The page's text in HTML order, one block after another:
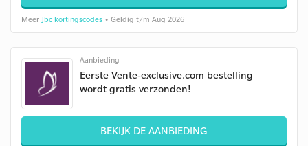
Meer Jbc kortingscodes • Geldig t/m Aug 2026
Aanbieding
Eerste Vente-exclusive.com bestelling
wordt gratis verzonden!
BEKIJK DE AANBIEDING